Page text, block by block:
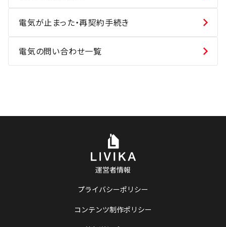
電気が止まった・再契約手続き
電気の問い合わせ一覧
運営者情報
プライバシーポリシー
コンテンツ制作ポリシー